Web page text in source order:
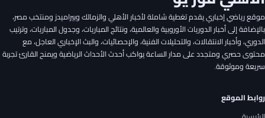
الجزائري منصف بقرار يطير إلى إسبانيا للأنضمام لمعسكر الأهلي
الأهلي يقترب من ضم موهبة غزل المحلة.. امتيازات إضافية تحسم
المفاوضات
موقع رياضي إخباري يقدم تغطية شاملة لأخبار الأهلي والزمالك وبيراميدز ومنتخب مصر،
بالإضافة إلى أخبار الدوريات الأوروبية والعالمية، ونتائج المباريات، وجدول المباريات، وترتيب
الدوري، وأخبار الانتقالات، والتحليلات الفنية، والإحصائيات، والبث الإخباري العاجل، مع
محتوى حصري ومتجدد على مدار الساعة يواكب أحدث الأحداث الرياضية ويمنح القارئ تجربة
سريعة وموثوقة.
روابط الموقع